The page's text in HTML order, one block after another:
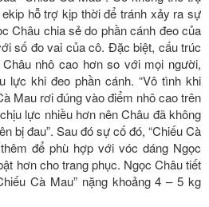
hỗ trợ kịp thời để tránh xảy ra sự
Châu chia sẻ do phần cánh đeo của
số đo vai của cô. Đặc biệt, cấu trúc
nhô cao hơn so với mọi người,
lực khi đeo phần cánh. “Vô tình khi
Mau rơi đúng vào điểm nhô cao trên
lực nhiều hơn nên Châu đã không
bị đau”. Sau đó sự cố đó, “Chiếu Cà
để phù hợp với vóc dáng Ngọc
hơn cho trang phục. Ngọc Châu tiết
Cà Mau” nặng khoảng 4 – 5 kg